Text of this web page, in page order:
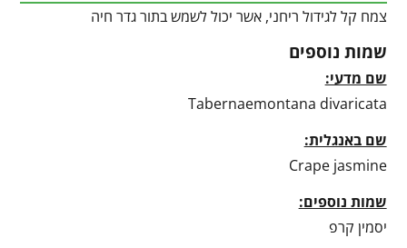
צמח קל לגידול ריחני, אשר יכול לשמש בתור גדר חיה
שמות נוספים
שם מדעי:
Tabernaemontana divaricata
שם באנגלית:
Crape jasmine
שמות נוספים:
יסמין קרפ